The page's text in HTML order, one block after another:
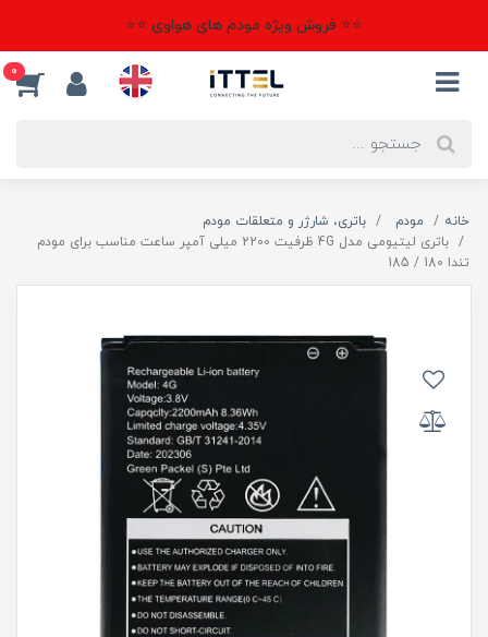
⭐⭐ فروش ویژه مودم های هواوی ⭐⭐
0
خانه مودم
باتری، شارژر و متعلقات مودم
باتری لیتیومی مدل 4G ظرفیت 2200 میلی آمپر ساعت مناسب برای مودم
تندا 180 / 185